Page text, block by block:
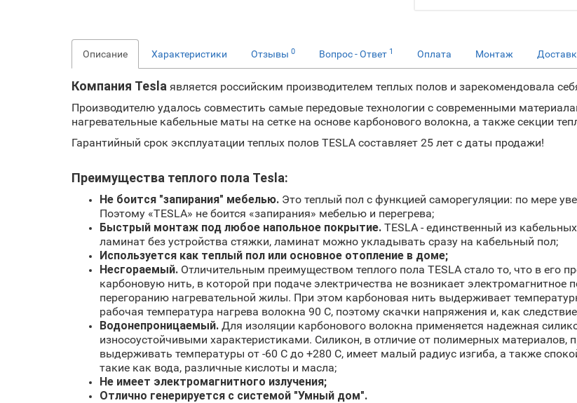
Описание Характеристики Отзывы 0 Вопрос - Ответ 1 Оплата Монтаж
Компания Tesla является российским производителем теплых полов и зарекомендовала
Производителю удалось совместить самые передовые технологии с современными
нагревательные кабельные маты на сетке на основе карбонового волокна, а также секции
Гарантийный срок эксплуатации теплых полов TESLA составляет 25 лет с даты продажи!
Преимущества теплого пола Tesla:
Не боится "запирания" мебелью. Это теплый пол с функцией саморегуляции: по мере
Поэтому «TESLA» не боится «запирания» мебелью и перегрева;
Быстрый монтаж под любое напольное покрытие. TESLA - единственный из
ламинат без устройства стяжки, ламинат можно укладывать сразу на кабельный пол;
Используется как теплый пол или основное отопление в доме;
Несгораемый. Отличительным преимуществом теплого пола TESLA стало то, что в его
карбоновую нить, в которой при подаче электричества не возникает
перегоранию нагревательной жилы. При этом карбоновая нить выдерживает
рабочая температура нагрева волокна 90 С, поэтому скачки напряжения и, как
Водонепроницаемый. Для изоляции карбонового волокна применяется надежная
износоустойчивыми характеристиками. Силикон, в отличие от полимерных материалов,
выдерживать температуры от -60 С до +280 С, имеет малый радиус изгиба, а также
такие как вода, различные кислоты и масла;
Не имеет электромагнитного излучения;
Отлично генерируется с системой "Умный дом".